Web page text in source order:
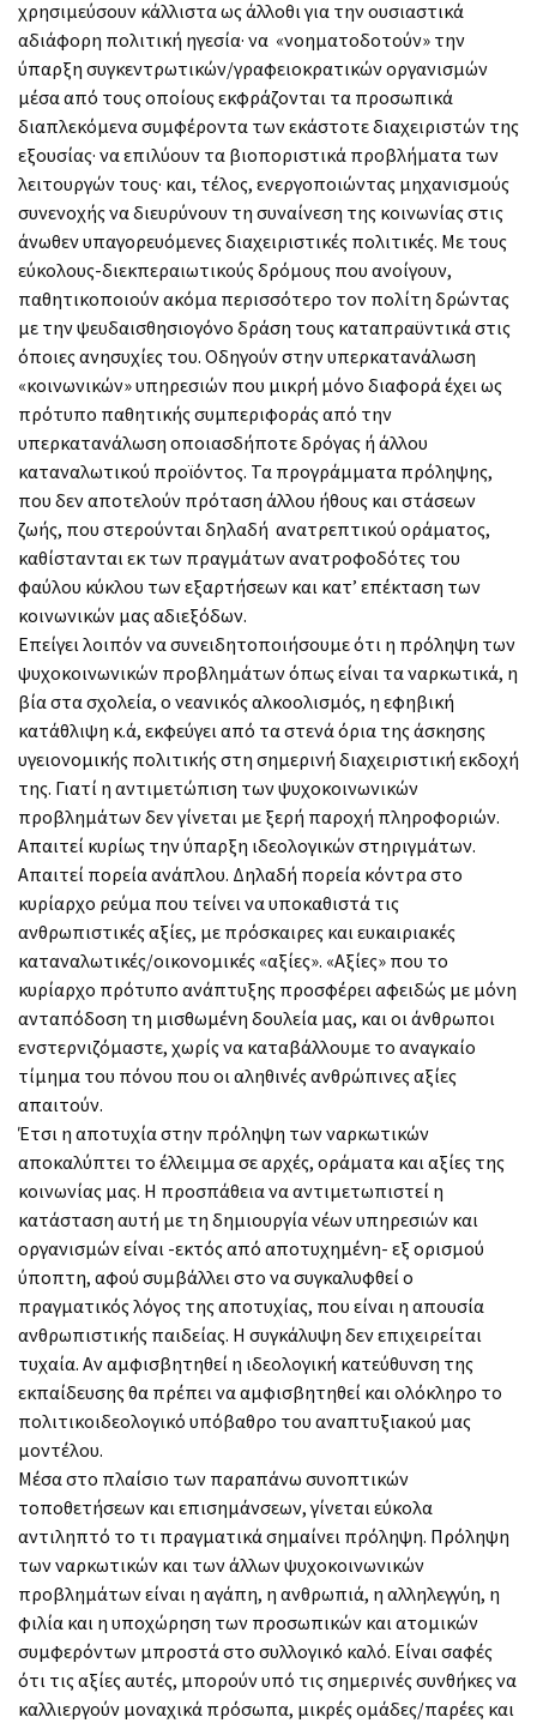
χρησιμεύσουν κάλλιστα ως άλλοθι για την ουσιαστικά
αδιάφορη πολιτική ηγεσία· να «νοηματοδοτούν» την
ύπαρξη συγκεντρωτικών/γραφειοκρατικών οργανισμών
μέσα από τους οποίους εκφράζονται τα προσωπικά
διαπλεκόμενα συμφέροντα των εκάστοτε διαχειριστών της
εξουσίας· να επιλύουν τα βιοποριστικά προβλήματα των
λειτουργών τους· και, τέλος, ενεργοποιώντας μηχανισμούς
συνενοχής να διευρύνουν τη συναίνεση της κοινωνίας στις
άνωθεν υπαγορευόμενες διαχειριστικές πολιτικές. Με τους
εύκολους-διεκπεραιωτικούς δρόμους που ανοίγουν,
παθητικοποιούν ακόμα περισσότερο τον πολίτη δρώντας
με την ψευδαισθησιογόνο δράση τους καταπραϋντικά στις
όποιες ανησυχίες του. Οδηγούν στην υπερκατανάλωση
«κοινωνικών» υπηρεσιών που μικρή μόνο διαφορά έχει ως
πρότυπο παθητικής συμπεριφοράς από την
υπερκατανάλωση οποιασδήποτε δρόγας ή άλλου
καταναλωτικού προϊόντος. Τα προγράμματα πρόληψης,
που δεν αποτελούν πρόταση άλλου ήθους και στάσεων
ζωής, που στερούνται δηλαδή ανατρεπτικού οράματος,
καθίστανται εκ των πραγμάτων ανατροφοδότες του
φαύλου κύκλου των εξαρτήσεων και κατ’ επέκταση των
κοινωνικών μας αδιεξόδων.
Επείγει λοιπόν να συνειδητοποιήσουμε ότι η πρόληψη των
ψυχοκοινωνικών προβλημάτων όπως είναι τα ναρκωτικά, η
βία στα σχολεία, ο νεανικός αλκοολισμός, η εφηβική
κατάθλιψη κ.ά, εκφεύγει από τα στενά όρια της άσκησης
υγειονομικής πολιτικής στη σημερινή διαχειριστική εκδοχή
της. Γιατί η αντιμετώπιση των ψυχοκοινωνικών
προβλημάτων δεν γίνεται με ξερή παροχή πληροφοριών.
Απαιτεί κυρίως την ύπαρξη ιδεολογικών στηριγμάτων.
Απαιτεί πορεία ανάπλου. Δηλαδή πορεία κόντρα στο
κυρίαρχο ρεύμα που τείνει να υποκαθιστά τις
ανθρωπιστικές αξίες, με πρόσκαιρες και ευκαιριακές
καταναλωτικές/οικονομικές «αξίες». «Αξίες» που το
κυρίαρχο πρότυπο ανάπτυξης προσφέρει αφειδώς με μόνη
ανταπόδοση τη μισθωμένη δουλεία μας, και οι άνθρωποι
ενστερνιζόμαστε, χωρίς να καταβάλλουμε το αναγκαίο
τίμημα του πόνου που οι αληθινές ανθρώπινες αξίες
απαιτούν.
Έτσι η αποτυχία στην πρόληψη των ναρκωτικών
αποκαλύπτει το έλλειμμα σε αρχές, οράματα και αξίες της
κοινωνίας μας. Η προσπάθεια να αντιμετωπιστεί η
κατάσταση αυτή με τη δημιουργία νέων υπηρεσιών και
οργανισμών είναι -εκτός από αποτυχημένη- εξ ορισμού
ύποπτη, αφού συμβάλλει στο να συγκαλυφθεί ο
πραγματικός λόγος της αποτυχίας, που είναι η απουσία
ανθρωπιστικής παιδείας. Η συγκάλυψη δεν επιχειρείται
τυχαία. Αν αμφισβητηθεί η ιδεολογική κατεύθυνση της
εκπαίδευσης θα πρέπει να αμφισβητηθεί και ολόκληρο το
πολιτικοιδεολογικό υπόβαθρο του αναπτυξιακού μας
μοντέλου.
Μέσα στο πλαίσιο των παραπάνω συνοπτικών
τοποθετήσεων και επισημάνσεων, γίνεται εύκολα
αντιληπτό το τι πραγματικά σημαίνει πρόληψη. Πρόληψη
των ναρκωτικών και των άλλων ψυχοκοινωνικών
προβλημάτων είναι η αγάπη, η ανθρωπιά, η αλληλεγγύη, η
φιλία και η υποχώρηση των προσωπικών και ατομικών
συμφερόντων μπροστά στο συλλογικό καλό. Είναι σαφές
ότι τις αξίες αυτές, μπορούν υπό τις σημερινές συνθήκες να
καλλιεργούν μοναχικά πρόσωπα, μικρές ομάδες/παρέες και